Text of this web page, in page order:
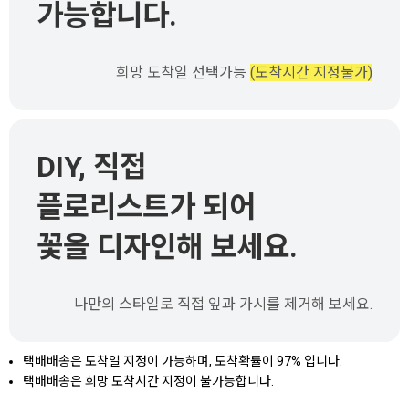
가능합니다.
희망 도착일 선택가능 (도착시간 지정불가)
DIY, 직접
플로리스트가 되어
꽃을 디자인해 보세요.
나만의 스타일로 직접 잎과 가시를 제거해 보세요.
택배배송은 도착일 지정이 가능하며, 도착확률이 97% 입니다.
택배배송은 희망 도착시간 지정이 불가능합니다.